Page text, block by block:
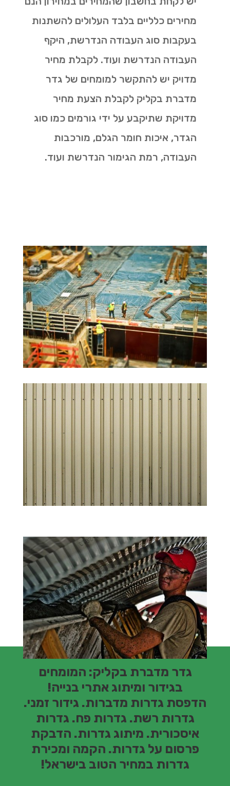
מחירים כלליים בלבד העלולים להשתנות
בעקבות סוג העבודה הנדרשת, היקף
העבודה הנדרשת ועוד. לקבלת מחיר
מדויק יש להתקשר למומחים של גדר
מדברת בקליק לקבלת הצעת מחיר
מדויקת שתיקבע על ידי גורמים כמו סוג
הגדר, איכות חומר הגלם, מורכבות
העבודה, רמת הגימור הנדרשת ועוד.
גדר מדברת בקליק: המומחים
בגידור ומיתוג אתרי בנייה!
הדפסת גדרות מדברות. גידור זמני.
גדרות רשת. גדרות פח. גדרות
איסכורית. מיתוג גדרות. הדבקת
פרסום על גדרות. הקמה ומכירת
גדרות במחיר הטוב בישראל!